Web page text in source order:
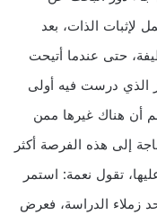
لإثبات الذات، بعد
حتى عندما أتيحت
الذي درست فيه أولى
أن هناك غيرها ممن
إلى هذه الفرصة أكثر
تقول نعمة: استمر
زملاء الدراسة، فعرض